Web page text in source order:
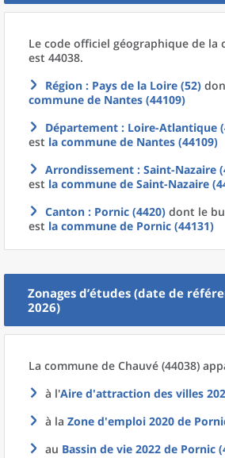
Le code officiel géographique de la
est 44038.
Région : Pays de la Loire (52)
commune de Nantes (44109)
Département : Loire-Atlantique
est la commune de Nantes (44109)
Arrondissement : Saint-Nazaire
est la commune de Saint-Nazaire
Canton : Pornic (4420) dont le
est la commune de Pornic (44131)
Zonages d’études (date de
2026)
La commune de Chauvé (44038)
à l'Aire d'attraction des villes
à la Zone d'emploi 2020 de
au Bassin de vie 2022 de Pornic